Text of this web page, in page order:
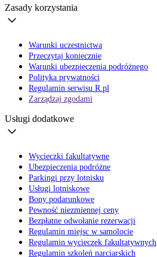
Zasady korzystania
Warunki uczestnictwa
Przeczytaj koniecznie
Warunki ubezpieczenia podróżnego
Polityka prywatności
Regulamin serwisu R.pl
Zarządzaj zgodami
Usługi dodatkowe
Wycieczki fakultatywne
Ubezpieczenia podróżne
Parkingi przy lotnisku
Usługi lotniskowe
Bony podarunkowe
Pewność niezmiennej ceny
Bezpłatne odwołanie rezerwacji
Regulamin miejsc w samolocie
Regulamin wycieczek fakultatywnych
Regulamin szkoleń narciarskich